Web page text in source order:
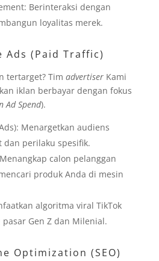
Berinteraksi dengan
loyalitas merek.
Ads (Paid Traffic)
tertarget? Tim advertiserKami
iklan berbayar dengan fokus
Ad Spend).
Menargetkan audiens
dan perilaku spesifik.
calon pelanggan
produk Anda di mesin
algoritma viral TikTok
Gen Z dan Milenial.
Optimization (SEO)